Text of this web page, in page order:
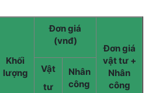
Khối
lượng
Đơn giá
(vnđ)
Đơn giá
vật tư +
Nhân
công
Vật
tư
Nhân
công